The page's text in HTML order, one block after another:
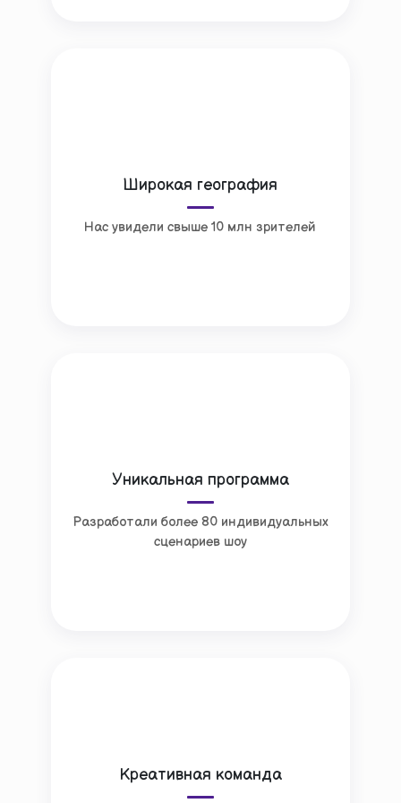
Широкая география
Нас увидели свыше 10 млн зрителей
Уникальная программа
Разработали более 80 индивидуальных
сценариев шоу
Креативная команда